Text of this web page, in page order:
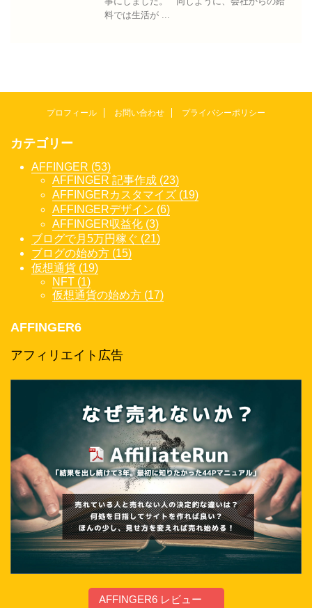
料では生活が ...
プロフィール お問い合わせ プライバシーポリシー
カテゴリー
AFFINGER (53)
AFFINGER 記事作成 (23)
AFFINGERカスタマイズ (19)
AFFINGERデザイン (6)
AFFINGER収益化 (3)
ブログで月5万円稼ぐ (21)
ブログの始め方 (15)
仮想通貨 (19)
NFT (1)
仮想通貨の始め方 (17)
AFFINGER6
アフィリエイト広告
AFFINGER6 レビュー